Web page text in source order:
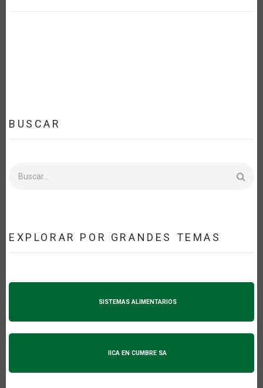
BUSCAR
EXPLORAR POR GRANDES TEMAS
SISTEMAS ALIMENTARIOS
IICA EN CUMBRE SA